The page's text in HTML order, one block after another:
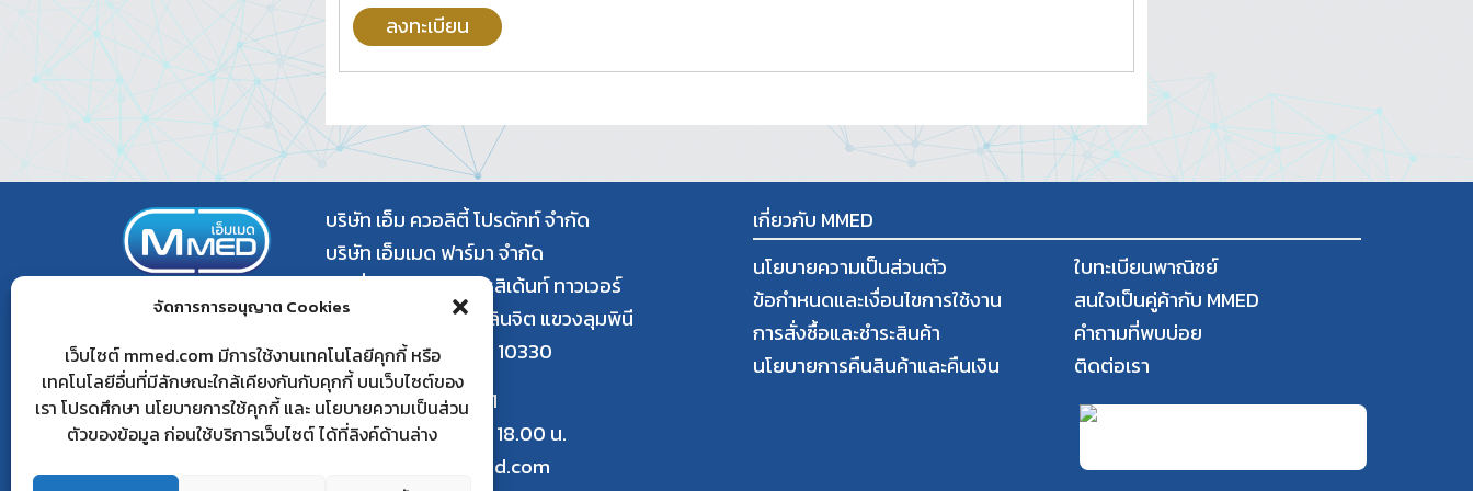
จัดการการอนุญาต Cookies
เว็บไซต์ mmed.com มีการใช้งานเทคโนโลยีคุกกี้ หรือ
เทคโนโลยีอื่นที่มีลักษณะใกล้เคียงกันกับคุกกี้ บนเว็บไซต์ของ
เรา โปรดศึกษา นโยบายการใช้คุกกี้ และ นโยบายความเป็นส่วน
ตัวของข้อมูล ก่อนใช้บริการเว็บไซต์ ได้ที่ลิงค์ด้านล่าง
ลงทะเบียน
บริษัท เอ็ม ควอลิตี้ โปรดักท์ จำกัด
บริษัท เอ็มเมด ฟาร์มา จำกัด
เลขที่ 973 อาคาร เพรสิเด้นท์ ทาวเวอร์
ชั้น 7 ห้อง 7I ถนน เพลินจิต แขวงลุมพินี
เขตปทุมวัน กรุงเทพฯ 10330
โทร: 064-662-4421
เวลาทำการ: 09.00 - 18.00 น.
อีเมล: admin@mmed.com
เกี่ยวกับ MMED
นโยบายความเป็นส่วนตัว
ข้อกำหนดและเงื่อนไขการใช้งาน
การสั่งซื้อและชำระสินค้า
นโยบายการคืนสินค้าและคืนเงิน
ใบทะเบียนพาณิชย์
สนใจเป็นคู่ค้ากับ MMED
คำถามที่พบบ่อย
ติดต่อเรา